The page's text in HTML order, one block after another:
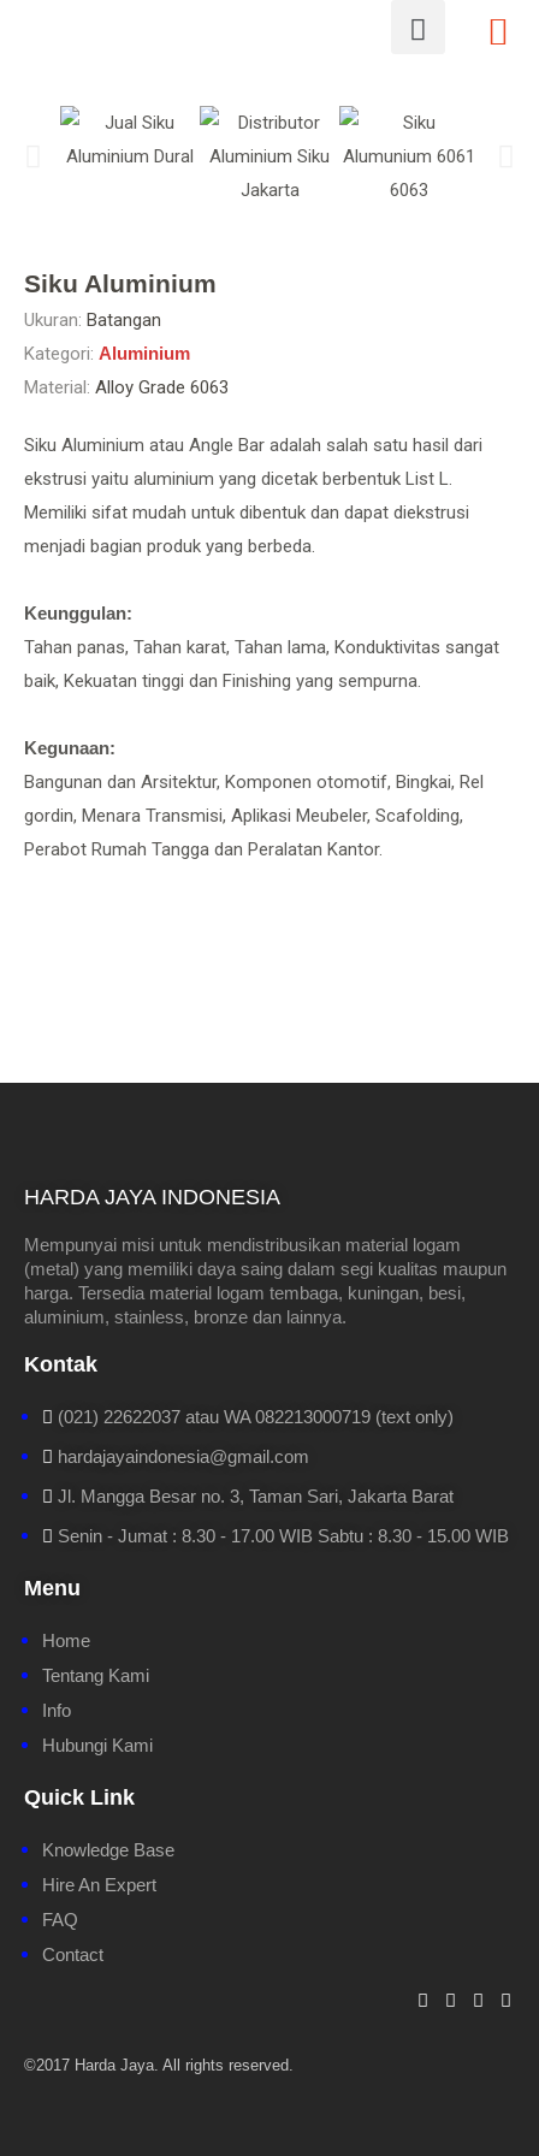
Siku Aluminium
Ukuran: Batangan
Kategori: Aluminium
Material: Alloy Grade 6063
Siku Aluminium atau Angle Bar adalah salah satu hasil dari
ekstrusi yaitu aluminium yang dicetak berbentuk List L.
Memiliki sifat mudah untuk dibentuk dan dapat diekstrusi
menjadi bagian produk yang berbeda.
Keunggulan:
Tahan panas, Tahan karat, Tahan lama, Konduktivitas sangat
baik, Kekuatan tinggi dan Finishing yang sempurna.
Kegunaan:
Bangunan dan Arsitektur, Komponen otomotif, Bingkai, Rel
gordin, Menara Transmisi, Aplikasi Meubeler, Scafolding,
Perabot Rumah Tangga dan Peralatan Kantor.
HARDA JAYA INDONESIA
Mempunyai misi untuk mendistribusikan material logam
(metal) yang memiliki daya saing dalam segi kualitas maupun
harga. Tersedia material logam tembaga, kuningan, besi,
aluminium, stainless, bronze dan lainnya.
Kontak
(021) 22622037 atau WA 082213000719 (text only)
hardajayaindonesia@gmail.com
Jl. Mangga Besar no. 3, Taman Sari, Jakarta Barat
Senin - Jumat : 8.30 - 17.00 WIB Sabtu : 8.30 - 15.00 WIB
Menu
Home
Tentang Kami
Info
Hubungi Kami
Quick Link
Knowledge Base
Hire An Expert
FAQ
Contact
©2017 Harda Jaya. All rights reserved.